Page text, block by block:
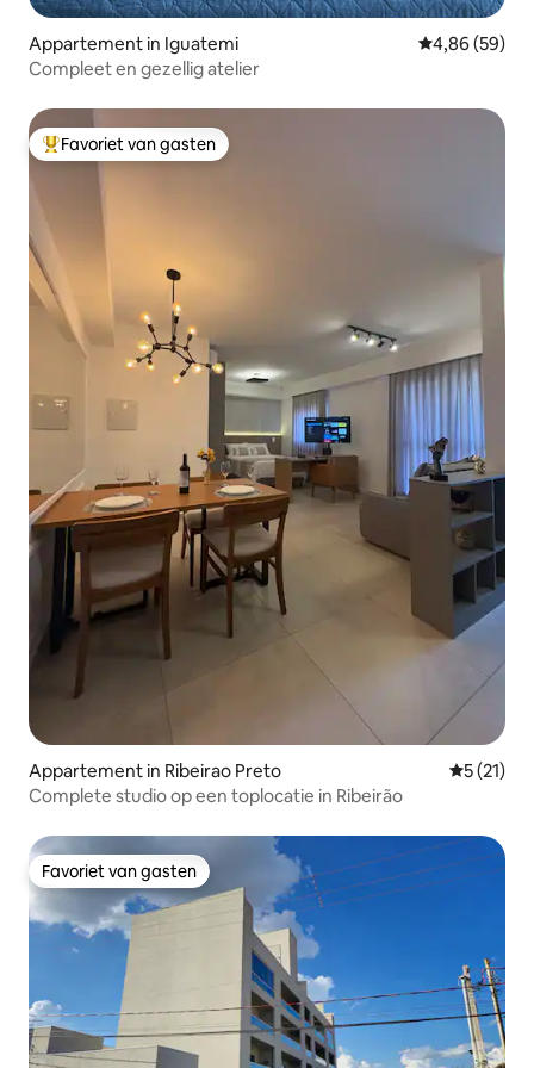
Appartement in Iguatemi Gemiddelde
4,86 (59)
Compleet en gezellig atelier
Topfavoriet van gasten
Favoriet van gasten
Appartement in Ribeirao Preto
5 (21)
Complete studio op een toplocatie in Ribeirão
Favoriet van gasten
Favoriet van gasten